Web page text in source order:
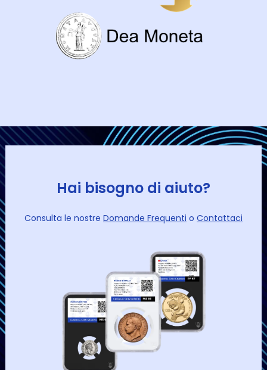
Hai bisogno di aiuto?
Consulta le nostre Domande Frequenti o Contattaci